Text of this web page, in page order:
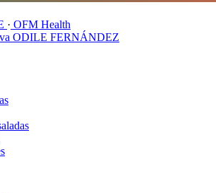
· OFM Health
ODILE FERNÁNDEZ